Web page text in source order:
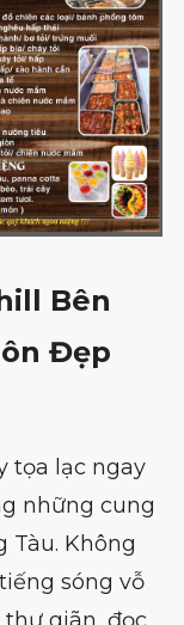
Bên
Đẹp
tọa lạc ngay
những cung
Tàu. Không
sóng vỗ